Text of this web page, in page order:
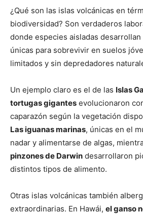
¿Qué son las islas volcánicas en
biodiversidad? Son verdaderos
donde especies aisladas
únicas para sobrevivir en suelos
limitados y sin depredadores
Un ejemplo claro es el de las Islas
tortugas gigantes evolucionaron
caparazón según la vegetación
Las iguanas marinas, únicas en el
nadar y alimentarse de algas,
pinzones de Darwin desarrollaron
distintos tipos de alimento.
Otras islas volcánicas también
extraordinarias. En Hawái, el ganso